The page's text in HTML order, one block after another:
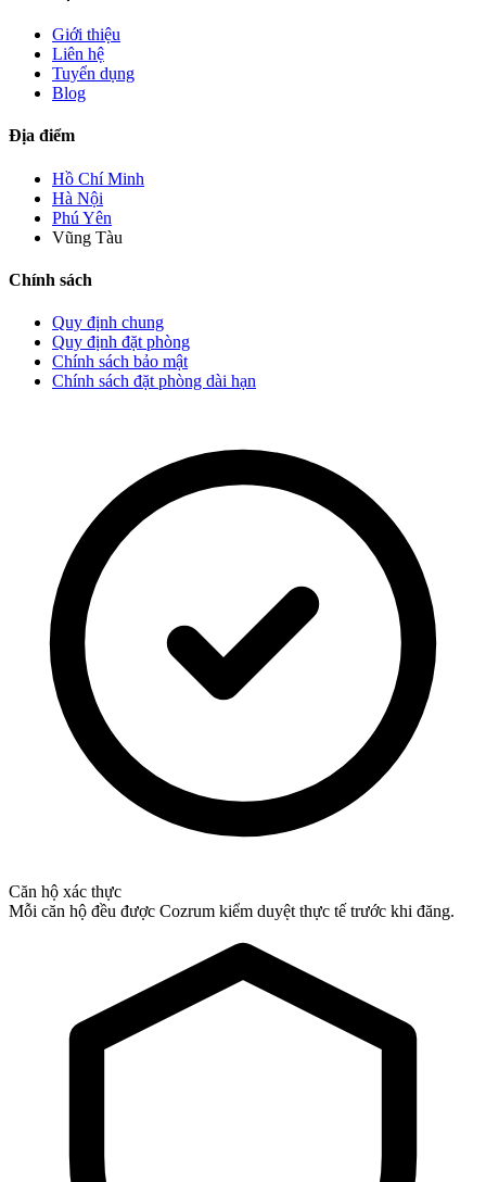
Giới thiệu
Liên hệ
Tuyển dụng
Blog
Địa điểm
Hồ Chí Minh
Hà Nội
Phú Yên
Vũng Tàu
Chính sách
Quy định chung
Quy định đặt phòng
Chính sách bảo mật
Chính sách đặt phòng dài hạn
Căn hộ xác thực
Mỗi căn hộ đều được Cozrum kiểm duyệt thực tế trước khi đăng.